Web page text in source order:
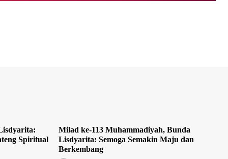
Spiritual
Milad ke-113 Muhammadiyah, Bunda
Lisdyarita: Semoga Semakin Maju dan
Berkembang